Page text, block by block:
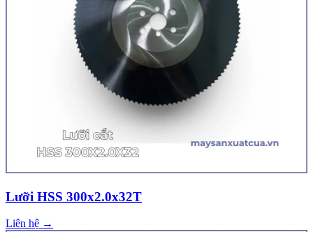
Lưỡi HSS 300x2.0x32T
Liên hệ →